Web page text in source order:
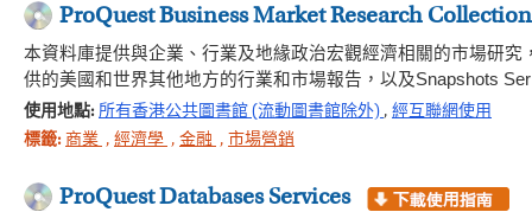
ProQuest Business Market Research Collection
本資料庫提供與企業、行業及地緣政治宏觀經濟相關的市場研
供的美國和世界其他地方的行業和市場報告，以及Snapshots
使用地點: 所有香港公共圖書館 (流動圖書館除外) , 經互聯網使用
標籤: 商業 , 經濟學 , 金融 , 市場營銷
ProQuest Databases Services